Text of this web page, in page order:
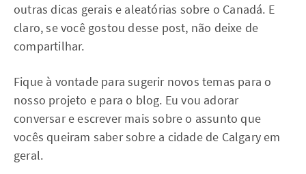
outras dicas gerais e aleatórias sobre o Canadá. E
claro, se você gostou desse post, não deixe de
compartilhar.
Fique à vontade para sugerir novos temas para o
nosso projeto e para o blog. Eu vou adorar
conversar e escrever mais sobre o assunto que
vocês queiram saber sobre a cidade de Calgary em
geral.